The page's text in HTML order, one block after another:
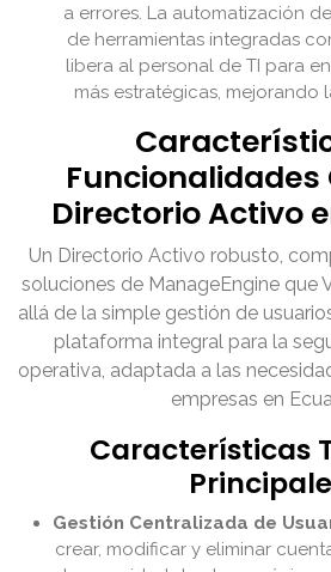
a errores. La automatización
de herramientas integradas
libera al personal de TI para
más estratégicas, mejorando
Funcionalidades
Directorio Activo
Un Directorio Activo robusto,
soluciones de ManageEngine que
allá de la simple gestión de
plataforma integral para la
operativa, adaptada a las
empresas en
Características
Gestión Centralizada de
crear, modificar y eliminar